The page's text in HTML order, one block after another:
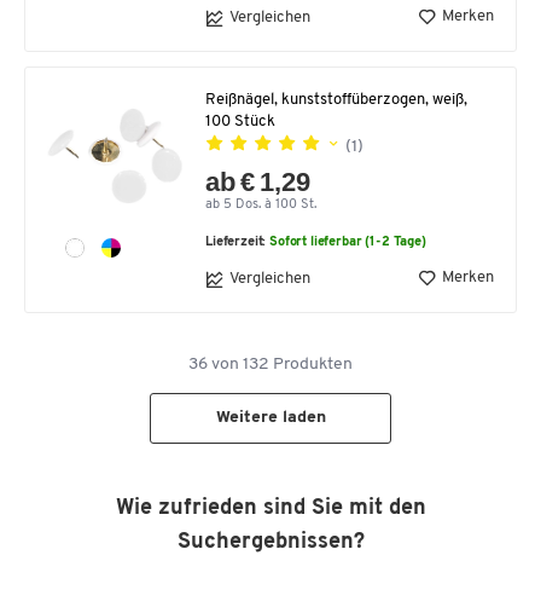
Vergleichen Merken
Reißnägel, kunststoffüberzogen, weiß,
100 Stück
(1)
ab € 1,29
ab 5 Dos. à 100 St.
Lieferzeit:Sofort lieferbar (1-2 Tage)
Vergleichen Merken
36 von 132 Produkten
Weitere laden
Wie zufrieden sind Sie mit den
Suchergebnissen?